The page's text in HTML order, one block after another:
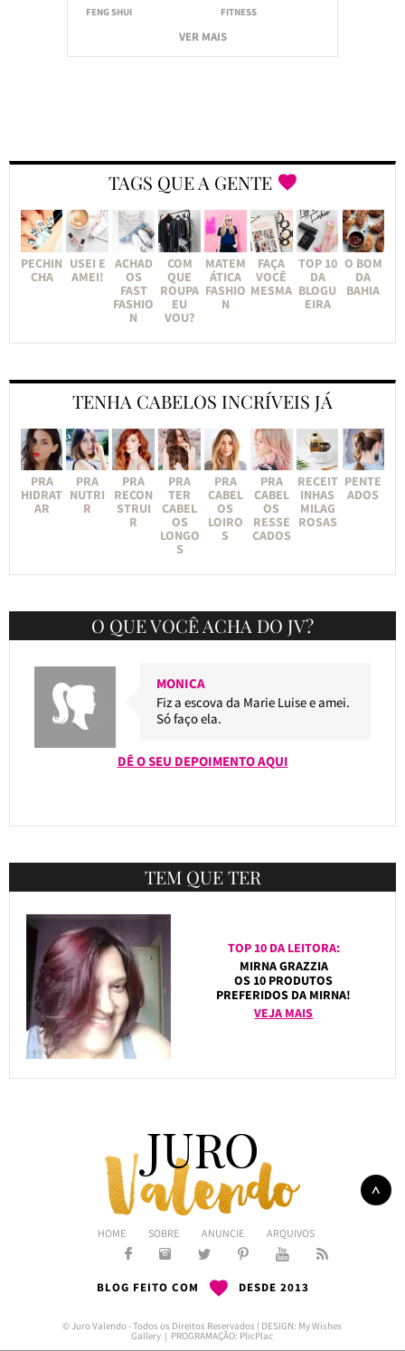
FENG SHUI
FITNESS
VER MAIS
TAGS QUE A GENTE
PECHIN
CHA
USEI E
AMEI!
ACHAD
OS
FAST
FASHIO
N
COM
QUE
ROUPA
EU
VOU?
MATEM
ÁTICA
FASHIO
N
FAÇA
VOCÊ
MESMA
TOP 10
DA
BLOGU
EIRA
O BOM
DA
BAHIA
TENHA CABELOS INCRÍVEIS JÁ
PRA
HIDRAT
AR
PRA
NUTRI
R
PRA
RECON
STRUI
R
PRA
TER
CABEL
OS
LONGO
S
PRA
CABEL
OS
LOIRO
S
PRA
CABEL
OS
RESSE
CADOS
RECEIT
INHAS
MILAG
ROSAS
PENTE
ADOS
O QUE VOCÊ ACHA DO JV?
MONICA
Fiz a escova da Marie Luise e amei.
Só faço ela.
DÊ O SEU DEPOIMENTO AQUI
TEM QUE TER
TOP 10 DA LEITORA:
MIRNA GRAZZIA
OS 10 PRODUTOS
PREFERIDOS DA MIRNA!
VEJA MAIS
HOME SOBRE ANUNCIE ARQUIVOS
BLOG FEITO COM DESDE 2013
© Juro Valendo - Todos os Direitos Reservados | DESIGN: My Wishes
Gallery | PROGRAMAÇÃO: PlicPlac